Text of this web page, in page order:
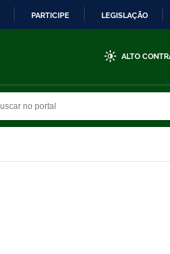
PARTICIPE LEGISLAÇÃO
ALTO